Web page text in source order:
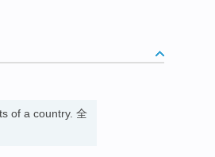
of a country. 全